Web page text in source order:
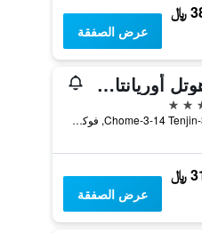
﷼
عرض الصفقة
هوتل أوريانتال إكسبرس فوكوكا تينجين
3-Chome-3-14 Tenjin, فوكوكا, اليابان
﷼
عرض الصفقة